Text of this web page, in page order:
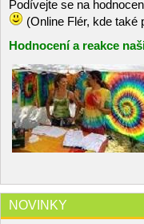
Podívejte se na
(Online Flér, kde také
Hodnocení a reakce
NOVINKY